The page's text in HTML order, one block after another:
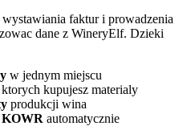
faktur i prowadzenia
dane z WineryElf. Dzieki
w jednym miejscu
kupujesz materialy
produkcji wina
KOWR automatycznie